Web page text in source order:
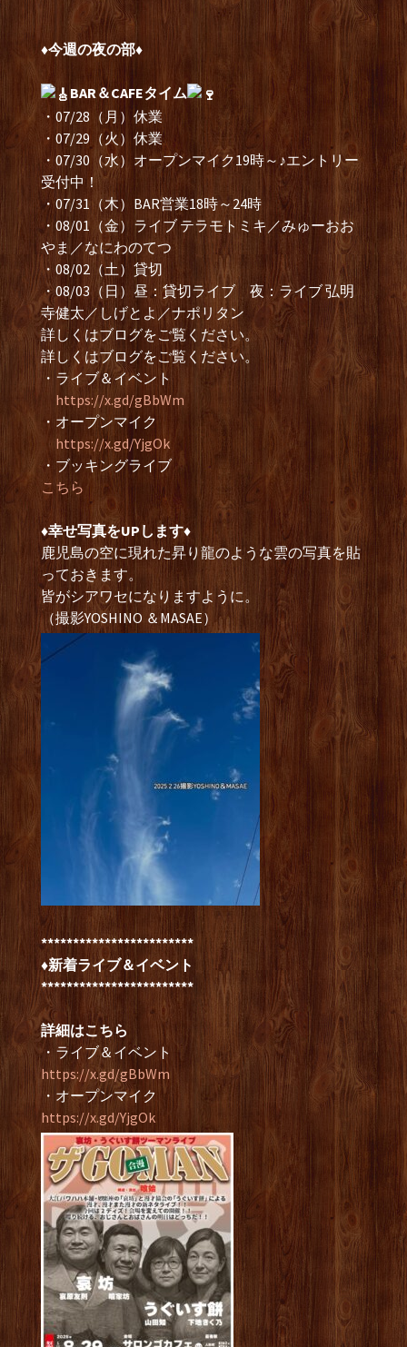
♦︎今週の夜の部♦︎
BAR＆CAFEタイム
・07/28（月）休業
・07/29（火）休業
・07/30（水）オープンマイク19時～♪エントリー
受付中！
・07/31（木）BAR営業18時～24時
・08/01（金）ライブ テラモトミキ／みゅーおお
やま／なにわのてつ
・08/02（土）貸切
・08/03（日）昼：貸切ライブ 夜：ライブ 弘明
寺健太／しげとよ／ナポリタン
詳しくはブログをご覧ください。
詳しくはブログをご覧ください。
・ライブ＆イベント
https://x.gd/gBbWm
・オープンマイク
https://x.gd/YjgOk
・ブッキングライブ
こちら
♦︎幸せ写真をUPします♦︎
鹿児島の空に現れた昇り龍のような雲の写真を貼
っておきます。
皆がシアワセになりますように。
（撮影YOSHINO ＆MASAE）
************************
♦新着ライブ＆イベント
************************
詳細はこちら
・ライブ＆イベント
https://x.gd/gBbWm
・オープンマイク
https://x.gd/YjgOk